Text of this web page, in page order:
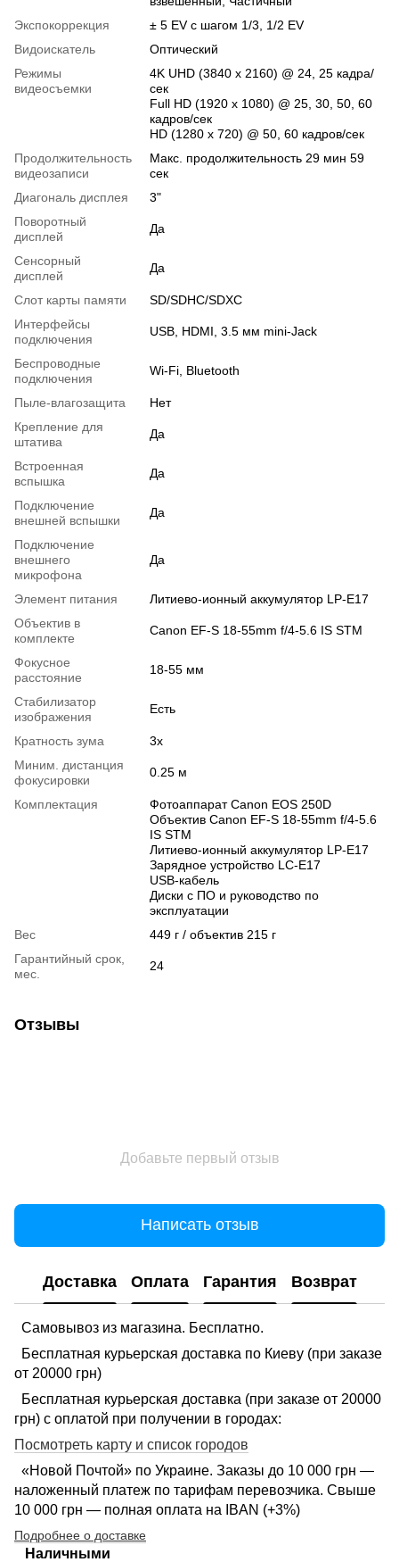
Экспокоррекция
± 5 EV с шагом 1/3, 1/2 EV
Видоискатель
Оптический
Режимы
видеосъемки
4K UHD (3840 x 2160) @ 24, 25 кадра/
сек
Full HD (1920 x 1080) @ 25, 30, 50, 60
кадров/сек
HD (1280 x 720) @ 50, 60 кадров/сек
Продолжительность
видеозаписи
Макс. продолжительность 29 мин 59
сек
Диагональ дисплея
3"
Поворотный
дисплей
Да
Сенсорный
дисплей
Да
Слот карты памяти
SD/SDHC/SDXC
Интерфейсы
подключения
USB, HDMI, 3.5 мм mini-Jack
Беспроводные
подключения
Wi-Fi, Bluetooth
Пыле-влагозащита
Нет
Крепление для
штатива
Да
Встроенная
вспышка
Да
Подключение
внешней вспышки
Да
Подключение
внешнего
микрофона
Да
Элемент питания
Литиево-ионный аккумулятор LP-E17
Объектив в
комплекте
Canon EF-S 18-55mm f/4-5.6 IS STM
Фокусное
расстояние
18-55 мм
Стабилизатор
изображения
Есть
Кратность зума
3x
Миним. дистанция
фокусировки
0.25 м
Комплектация
Фотоаппарат Canon EOS 250D
Объектив Canon EF-S 18-55mm f/4-5.6
IS STM
Литиево-ионный аккумулятор LP-E17
Зарядное устройство LC-E17
USB-кабель
Диски с ПО и руководство по
эксплуатации
Вес
449 г / объектив 215 г
Гарантийный срок,
мес.
24
Отзывы
Добавьте первый отзыв
Написать отзыв
Доставка Оплата Гарантия Возврат
Самовывоз из магазина. Бесплатно.
Бесплатная курьерская доставка по Киеву (при заказе
от 20000 грн)
Бесплатная курьерская доставка (при заказе от 20000
грн) с оплатой при получении в городах:
Посмотреть карту и список городов
«Новой Почтой» по Украине. Заказы до 10 000 грн —
наложенный платеж по тарифам перевозчика. Свыше
10 000 грн — полная оплата на IBAN (+3%)
Подробнее о доставке
Наличными